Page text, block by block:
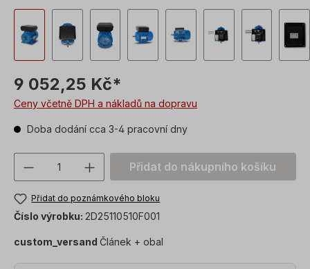
9 052,25 Kč*
Ceny včetně DPH a nákladů na dopravu
Doba dodání cca 3-4 pracovní dny
Množství produktu: Zadejte
Přidat do nákupního košíku
Přidat do poznámkového bloku
Číslo výrobku: 2D25110510F001
custom_versand Článek + obal